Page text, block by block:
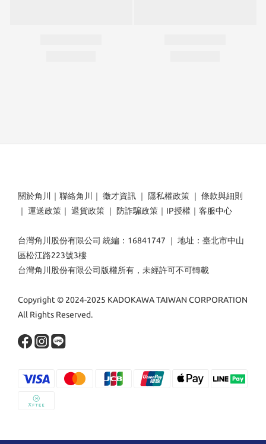
關於角川 ｜ 聯絡角川 ｜ 徵才資訊 ｜ 隱私權政策 ｜ 條款與細則
｜ 運送政策 ｜ 退貨政策 ｜ 防詐騙政策 ｜ IP授權 ｜ 客服中心
台灣角川股份有限公司 統編：16841747 ｜ 地址：臺北市中山
區松江路223號3樓
台灣角川股份有限公司版權所有，未經許可不可轉載
Copyright © 2024-2025 KADOKAWA TAIWAN CORPORATION
All Rights Reserved.